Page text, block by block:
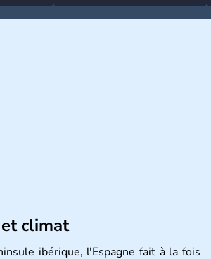
climat
ibérique, l'Espagne fait à la fois